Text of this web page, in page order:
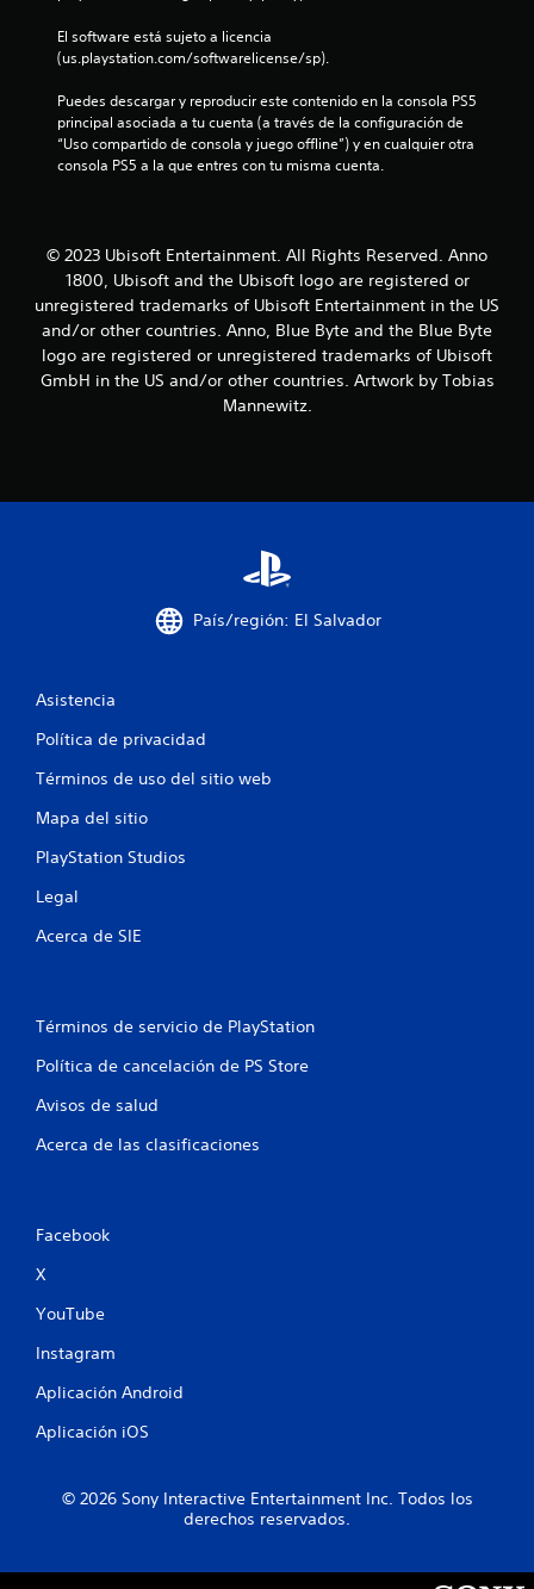
l
s
e
n
u
e
El software está sujeto a licencia
(us.playstation.com/softwarelicense/sp).
Puedes descargar y reproducir este contenido en la consola PS5
principal asociada a tu cuenta (a través de la configuración de
“Uso compartido de consola y juego offline”) y en cualquier otra
consola PS5 a la que entres con tu misma cuenta.
© 2023 Ubisoft Entertainment. All Rights Reserved. Anno
1800, Ubisoft and the Ubisoft logo are registered or
unregistered trademarks of Ubisoft Entertainment in the US
and/or other countries. Anno, Blue Byte and the Blue Byte
logo are registered or unregistered trademarks of Ubisoft
GmbH in the US and/or other countries. Artwork by Tobias
Mannewitz.
País/región: El Salvador
Asistencia
Política de privacidad
Términos de uso del sitio web
Mapa del sitio
PlayStation Studios
Legal
Acerca de SIE
Términos de servicio de PlayStation
Política de cancelación de PS Store
Avisos de salud
Acerca de las clasificaciones
Facebook
X
YouTube
Instagram
Aplicación Android
Aplicación iOS
© 2026 Sony Interactive Entertainment Inc. Todos los
derechos reservados.